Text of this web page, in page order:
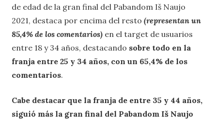
de edad de la gran final del Pabandom Iš Naujo
2021, destaca por encima del resto (representan un
85,4% de los comentarios) en el target de usuarios
entre 18 y 34 años, destacando sobre todo en la
franja entre 25 y 34 años, con un 65,4% de los
comentarios.
Cabe destacar que la franja de entre 35 y 44 años,
siguió más la gran final del Pabandom Iš Naujo